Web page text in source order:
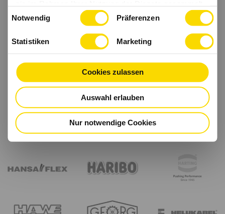
haben.
Notwendig Präferenzen
Statistiken Marketing
Cookies zulassen
Auswahl erlauben
Nur notwendige Cookies